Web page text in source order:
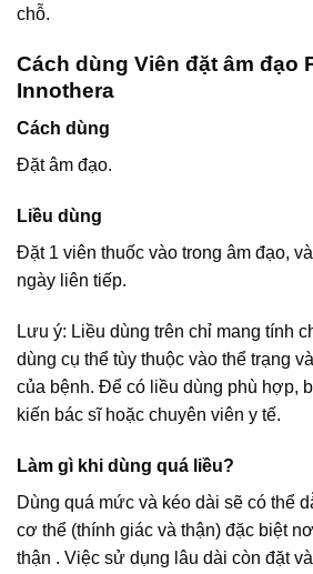
chỗ.
Cách dùng Viên đặt âm đạo
Innothera
Cách dùng
Đặt âm đạo.
Liều dùng
Đặt 1 viên thuốc vào trong âm đạo,
ngày liên tiếp.
Lưu ý: Liều dùng trên chỉ mang tính
dùng cụ thể tùy thuộc vào thể trạng
của bệnh. Để có liều dùng phù hợp,
kiến bác sĩ hoặc chuyên viên y tế.
Làm gì khi dùng quá liều?
Dùng quá mức và kéo dài sẽ có thể
cơ thể (thính giác và thận) đặc biệt
thận . Việc sử dụng lâu dài còn đặt